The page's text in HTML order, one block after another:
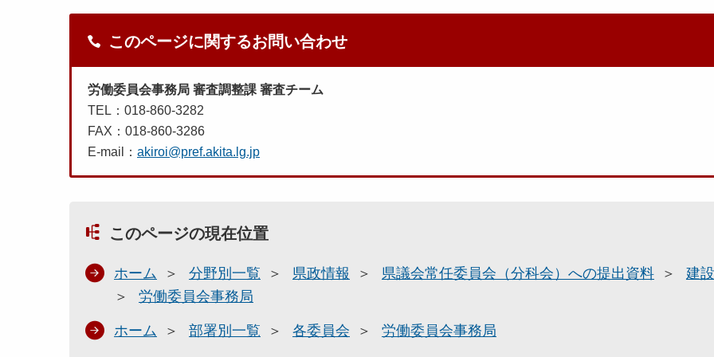
このページに関するお問い合わせ
労働委員会事務局 審査調整課 審査チーム
TEL：018-860-3282
FAX：018-860-3286
E-mail： akiroi@pref.akita.lg.jp
このページの現在位置
ホーム 分野別一覧 県政情報 県議会常任委員会（分科会）への提出資料
建
労働委員会事務局
ホーム 部署別一覧 各委員会 労働委員会事務局